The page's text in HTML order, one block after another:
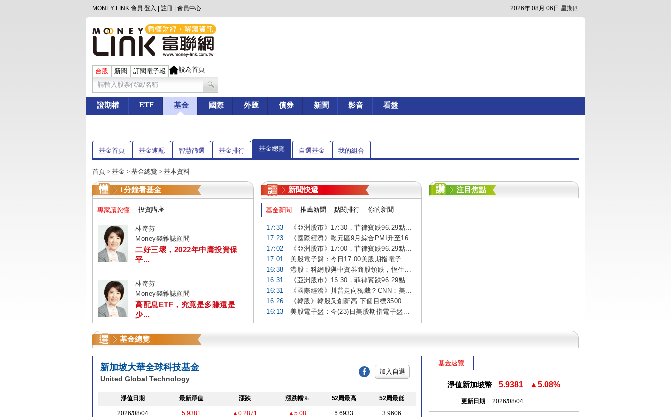
MONEY LINK 會員 登入 註冊 會員中心 2026年 08月 06日 星期四
台股 新聞 訂閱電子報 設為首頁
證期權 ETF 基金 國際 外匯 債券 新聞 影音 看盤
基金首頁 基金速配 智慧篩選 基金排行 基金總覽 自選基金 我的組合
首頁 > 基金 > 基金總覽 > 基本資料
1分鐘看基金
專家讓您懂 投資講座
林奇芬
Money錢雜誌顧問
二好三壞，2022年中庸投資保
平...
林奇芬
Money錢雜誌顧問
高配息ETF，究竟是多賺還是
少...
新聞快遞
基金新聞 推薦新聞 點閱排行 你的新聞
17:33
《亞洲股市》17:30，菲律賓跌96.29點...
17:23
《國際經濟》歐元區9月綜合PMI升至16...
17:02
《亞洲股市》17:00，菲律賓跌96.29點...
17:01
美股電子盤：今日17:00美股期指電子...
16:38
港股：科網股與中資券商股領跌，恆生...
16:31
《亞洲股市》16:30，菲律賓跌96.29點...
16:31
《國際經濟》川普走向獨裁？CNN：美...
16:26
《韓股》韓股又創新高 下個目標3500...
16:13
美股電子盤：今(23)日美股期指電子盤...
注目焦點
基金總覽
新加坡大華全球科技基金
United Global Technology
加入自選
淨值日期 最新淨值 漲跌 漲跌幅% 52周最高 52周最低
2026/08/04 5.9381 ▲0.2871 ▲5.08 6.6933 3.9606
基金速覽
淨值新加坡幣 5.9381 ▲5.08%
更新日期 2026/08/04